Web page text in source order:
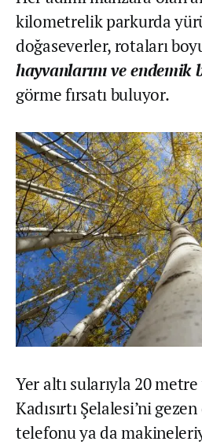
kilometrelik parkurda
doğaseverler, rotaları
hayvanlarını ve
görme fırsatı buluyor.
Yer altı sularıyla 20
Kadısırtı Şelalesi’ni
telefonu ya da